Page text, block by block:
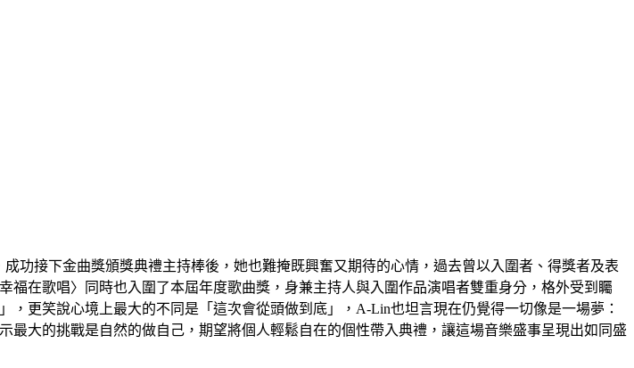
功接下金曲獎頒獎典禮主持棒後，她也難掩既興奮又期待的心情，過去曾以入圍者、得獎者及表
在歌唱〉同時也入圍了本屆年度歌曲獎，身兼主持人與入圍作品演唱者雙重身分，格外受到矚
更笑說心境上最大的不同是「這次會從頭做到底」，A-Lin也坦言現在仍覺得一切像是一場夢：
最大的挑戰是自然的做自己，期望將個人輕鬆自在的個性帶入典禮，讓這場音樂盛事呈現出如同盛